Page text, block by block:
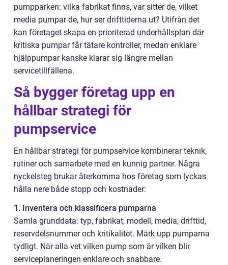
pumpparken: vilka fabrikat finns, var sitter de, vilket
media pumpar de, hur ser drifttiderna ut? Utifrån det
kan företaget skapa en prioriterad underhållsplan där
kritiska pumpar får tätare kontroller, medan enklare
hjälppumpar kanske klarar sig längre mellan
servicetillfällena.
Så bygger företag upp en
hållbar strategi för
pumpservice
En hållbar strategi för pumpservice kombinerar teknik,
rutiner och samarbete med en kunnig partner. Några
nyckelsteg brukar återkomma hos företag som lyckas
hålla nere både stopp och kostnader:
1. Inventera och klassificera pumparna
Samla grunddata: typ, fabrikat, modell, media, drifttid,
reservdelsnummer och kritikalitet. Märk upp pumparna
tydligt. När alla vet vilken pump som är vilken blir
serviceplaneringen enklare och snabbare.